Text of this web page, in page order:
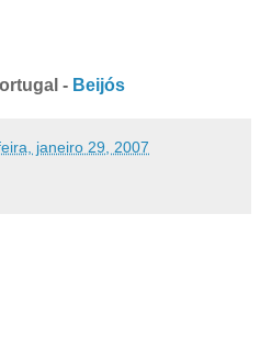
- Beijós
janeiro 29, 2007